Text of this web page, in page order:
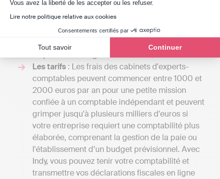
Vous avez la liberté de les accepter ou les refuser.
Lire notre politique relative aux cookies
Consentements certifiés par
Tout savoir Continuer
aurez la possibilité de recevoir divers devis et
de comparer les coûts par rapport aux services
proposés. Cela vous permettra aussi d'avoir une
vision d'ensemble des différentes prestations
disponibles à Anglefort.
Les tarifs : Les frais des cabinets d'experts-
comptables peuvent commencer entre 1000 et
2000 euros par an pour une petite mission
confiée à un comptable indépendant et peuvent
grimper jusqu'à plusieurs milliers d'euros si
votre entreprise requiert une comptabilité plus
élaborée, comprenant la gestion de la paie ou
l'établissement d’un budget prévisionnel. Avec
Indy, vous pouvez tenir votre comptabilité et
transmettre vos déclarations fiscales en ligne